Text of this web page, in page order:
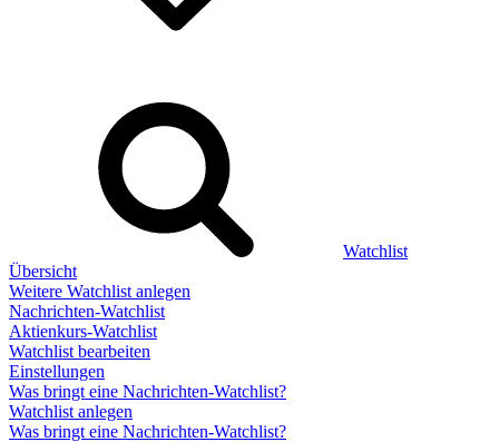
Watchlist
Übersicht
Weitere Watchlist anlegen
Nachrichten-Watchlist
Aktienkurs-Watchlist
Watchlist bearbeiten
Einstellungen
Was bringt eine Nachrichten-Watchlist?
Watchlist anlegen
Was bringt eine Nachrichten-Watchlist?